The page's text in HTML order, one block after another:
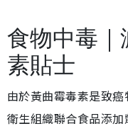
食物中毒｜
素貼士
由於黃曲霉毒素是致
衛生組織聯合食品添